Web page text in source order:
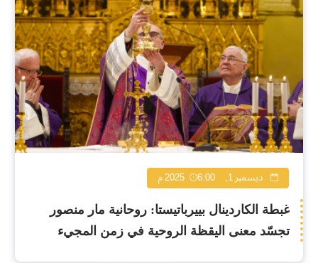
ديسمبر 1, 2025 6:00 م
غبطة الكاردينال بييرباتيستا: روحانية مار منصور
تجسّد معنى اليقظة الروحية في زمن المجيء